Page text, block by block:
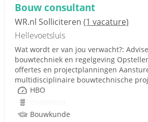
Bouw consultant
WR.nl Solliciteren (1 vacature)
Hellevoetsluis
Wat wordt er van jou verwacht?:
bouwtechniek en regelgeving
offertes en projectplanningen
multidisciplinaire bouwtechnische
HBO
Bouwkunde